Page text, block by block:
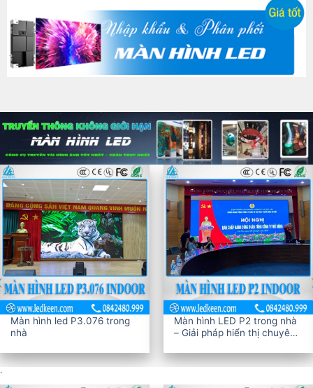
Màn hình led P2.5 trong nhà
Màn hình Led P1.53 trong
nhà
.